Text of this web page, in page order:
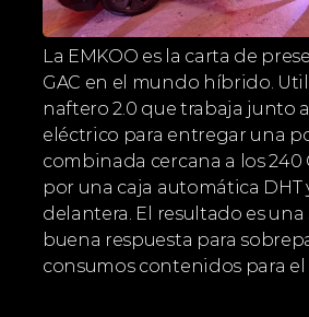
La EMKOO es la carta de
GAC en el mundo híbrido.
naftero 2.0 que trabaja junto
eléctrico para entregar una
combinada cercana a los 240
por una caja automática DHT
delantera. El resultado es una
buena respuesta para
consumos contenidos para el